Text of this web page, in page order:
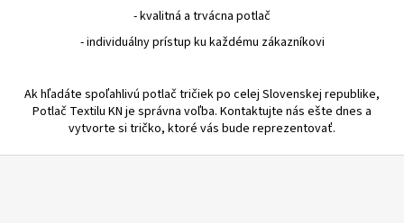
- kvalitná a trvácna potlač
- individuálny prístup ku každému zákazníkovi
Ak hľadáte spoľahlivú potlač tričiek po celej Slovenskej republike,
Potlač Textilu KN je správna voľba. Kontaktujte nás ešte dnes a
vytvorte si tričko, ktoré vás bude reprezentovať.